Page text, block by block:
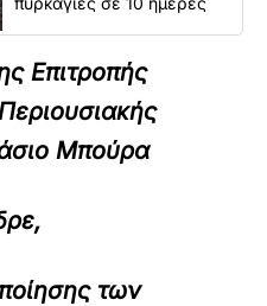
Επιτροπής
Μπούρα
των